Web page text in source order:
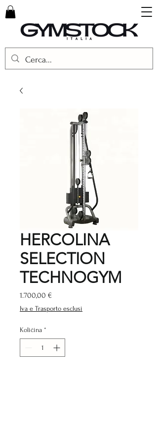
HERCOLINA
SELECTION
TECHNOGYM
1.700,00 €
Iva e Trasporto esclusi
Količina *